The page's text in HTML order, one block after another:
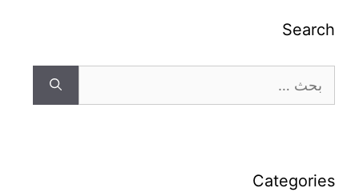
Search
Categories